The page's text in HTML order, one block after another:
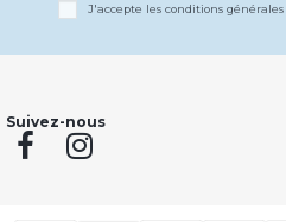
J'accepte les conditions
Suivez-nous